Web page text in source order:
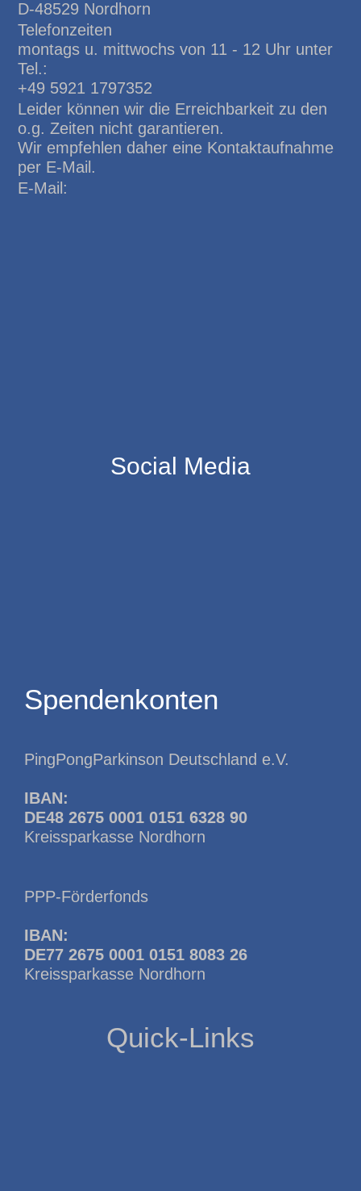
D-48529 Nordhorn
Telefonzeiten
montags u. mittwochs von 11 - 12 Uhr unter
Tel.:
+49 5921 1797352
Leider können wir die Erreichbarkeit zu den
o.g. Zeiten nicht garantieren.
Wir empfehlen daher eine Kontaktaufnahme
per E-Mail.
E-Mail:
Social Media
Spendenkonten
PingPongParkinson Deutschland e.V.
IBAN:
DE48 2675 0001 0151 6328 90
Kreissparkasse Nordhorn
PPP-Förderfonds
IBAN:
DE77 2675 0001 0151 8083 26
Kreissparkasse Nordhorn
Quick-Links